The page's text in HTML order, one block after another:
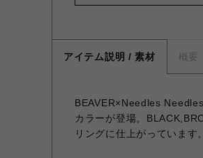
アイテム説明 / 素材 概要
BEAVER×Needles
カラーが登場。
リングに仕上がっています。